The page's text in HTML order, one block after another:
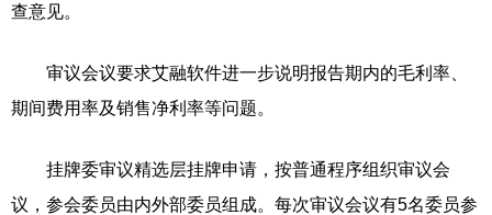
查意见。
审议会议要求艾融软件进一步说明报告期内的毛利率、
期间费用率及销售净利率等问题。
挂牌委审议精选层挂牌申请，按普通程序组织审议会
议，参会委员由内外部委员组成。每次审议会议有5名委员参